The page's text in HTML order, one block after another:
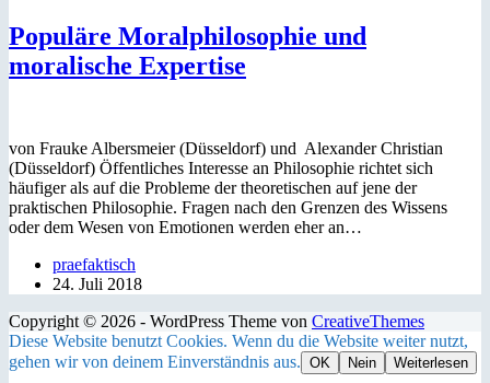
Populäre Moralphilosophie und
moralische Expertise
von Frauke Albersmeier (Düsseldorf) und Alexander Christian
(Düsseldorf) Öffentliches Interesse an Philosophie richtet sich
häufiger als auf die Probleme der theoretischen auf jene der
praktischen Philosophie. Fragen nach den Grenzen des Wissens
oder dem Wesen von Emotionen werden eher an…
praefaktisch
24. Juli 2018
Copyright © 2026 - WordPress Theme von CreativeThemes
Diese Website benutzt Cookies. Wenn du die Website weiter nutzt,
gehen wir von deinem Einverständnis aus. OK Nein Weiterlesen